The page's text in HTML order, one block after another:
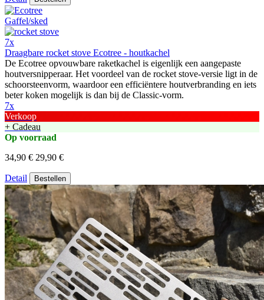
7x
Draagbare rocket stove Ecotree - houtkachel
De Ecotree opvouwbare raketkachel is eigenlijk een aangepaste
houtversnipperaar. Het voordeel van de rocket stove-versie ligt in de
schoorsteenvorm, waardoor een efficiëntere houtverbranding en iets
beter koken mogelijk is dan bij de Classic-vorm.
7x
Verkoop
+ Cadeau
Op voorraad
34,90 € 29,90 €
Detail Bestellen